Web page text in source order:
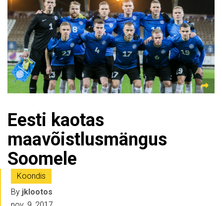
Eesti kaotas
maavõistlusmängus
Soomele
Koondis
By jklootos